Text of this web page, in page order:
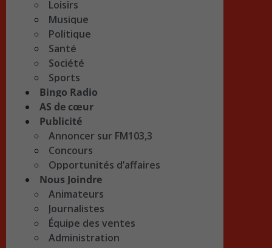
Loisirs
Musique
Politique
Santé
Société
Sports
Bingo Radio
AS de cœur
Publicité
Annoncer sur FM103,3
Concours
Opportunités d’affaires
Nous Joindre
Animateurs
Journalistes
Équipe des ventes
Administration